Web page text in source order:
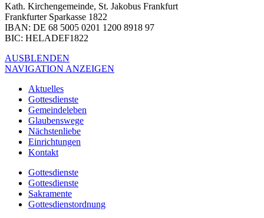
Kath. Kirchengemeinde, St. Jakobus Frankfurt
Frankfurter Sparkasse 1822
IBAN: DE 68 5005 0201 1200 8918 97
BIC: HELADEF1822
AUSBLENDEN
NAVIGATION ANZEIGEN
Aktuelles
Gottesdienste
Gemeindeleben
Glaubenswege
Nächstenliebe
Einrichtungen
Kontakt
Gottesdienste
Gottesdienste
Sakramente
Gottesdienstordnung